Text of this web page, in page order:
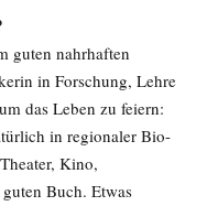
guten nahrhaften
in Forschung, Lehre
das Leben zu feiern:
in regionaler Bio-
Kino,
Buch. Etwas